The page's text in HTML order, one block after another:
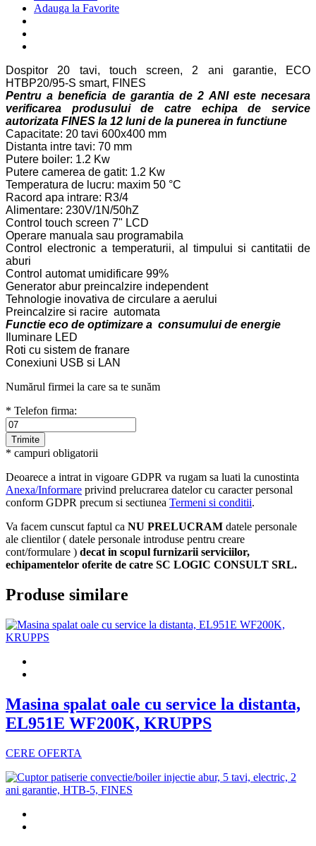
Adauga la Favorite
Dospitor 20 tavi, touch screen, 2 ani garantie, ECO
HTBP20/95-S smart, FINES
Pentru a beneficia de garantia de 2 ANI este necesara
verificarea produsului de catre echipa de service
autorizata FINES la 12 luni de la punerea in functiune
Capacitate: 20 tavi 600x400 mm
Distanta intre tavi: 70 mm
Putere boiler: 1.2 Kw
Putere camerea de gatit: 1.2 Kw
Temperatura de lucru: maxim 50 °C
Racord apa intrare: R3/4
Alimentare: 230V/1N/50hZ
Control touch screen 7" LCD
Operare manuala sau programabila
Control electronic a temperaturii, al timpului si cantitatii de
aburi
Control automat umidificare 99%
Generator abur preincalzire independent
Tehnologie inovativa de circulare a aerului
Preincalzire si racire automata
Functie eco de optimizare a consumului de energie
Iluminare LED
Roti cu sistem de franare
Conexiuni USB si LAN
Numărul firmei la care sa te sunăm
* Telefon firma:
* campuri obligatorii
Deoarece a intrat in vigoare GDPR va rugam sa luati la cunostinta
Anexa/Informare privind prelucrarea datelor cu caracter personal
conform GDPR precum si sectiunea Termeni si conditii.
Va facem cunscut faptul ca NU PRELUCRAM datele personale
ale clientilor ( datele personale introduse pentru creare
cont/formulare ) decat in scopul furnizarii serviciilor,
echipamentelor oferite de catre SC LOGIC CONSULT SRL.
Produse similare
Masina spalat oale cu service la distanta,
EL951E WF200K, KRUPPS
CERE OFERTA